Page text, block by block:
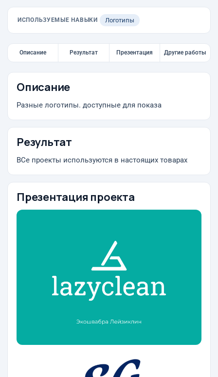
ИСПОЛЬЗУЕМЫЕ НАВЫКИ Логотипы
Описание Результат Презентация Другие работы
Описание
Разные логотипы. доступные для показа
Результат
ВСе проекты используются в настоящих товарах
Презентация проекта